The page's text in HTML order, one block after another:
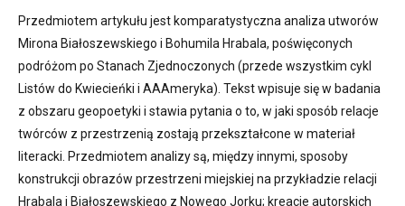
Przedmiotem artykułu jest komparatystyczna analiza utworów
Mirona Białoszewskiego i Bohumila Hrabala, poświęconych
podróżom po Stanach Zjednoczonych (przede wszystkim cykl
Listów do Kwiecieńki i AAAmeryka). Tekst wpisuje się w badania
z obszaru geopoetyki i stawia pytania o to, w jaki sposób relacje
twórców z przestrzenią zostają przekształcone w materiał
literacki. Przedmiotem analizy są, między innymi, sposoby
konstrukcji obrazów przestrzeni miejskiej na przykładzie relacji
Hrabala i Białoszewskiego z Nowego Jorku; kreacje autorskich